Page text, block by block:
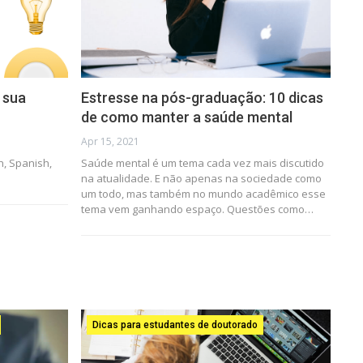
Spanish,
Estresse na pós-graduação: 10 dicas
de como manter a saúde mental
Apr 15, 2021
Saúde mental é um tema cada vez mais discutido
na atualidade. E não apenas na sociedade como
um todo, mas também no mundo acadêmico esse
tema vem ganhando espaço. Questões como…
Dicas para estudantes de doutorado